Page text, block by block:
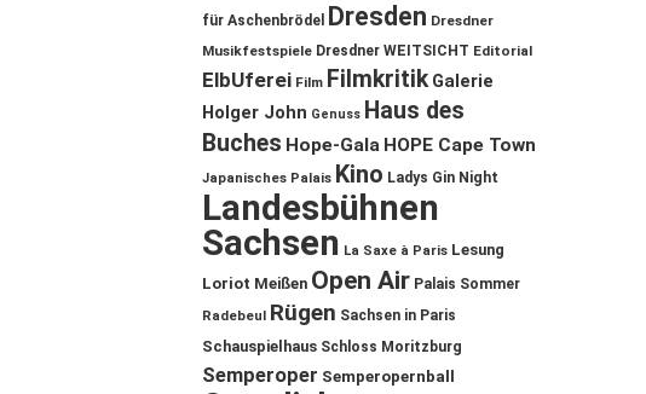
für Aschenbrödel
Dresden Dresdner
Musikfestspiele Dresdner WEITSICHT Editorial
ElbUferei Film Filmkritik Galerie
Holger John Genuss Haus des
Buches Hope-Gala HOPE Cape Town
Japanisches Palais Kino Ladys Gin Night
Landesbühnen
Sachsen La Saxe à Paris Lesung
Loriot Meißen Open Air Palais Sommer
Radebeul Rügen Sachsen in Paris
Schauspielhaus Schloss Moritzburg
Semperoper Semperopernball